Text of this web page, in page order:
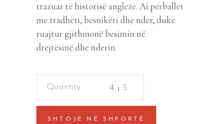
trazuar të historisë angleze. Ai përballet
me tradhëti, besnikëri dhe nder, duke
ruajtur gjithmonë besimin në
drejtësinë dhe nderin.
SHTOJE NË SHPORTË